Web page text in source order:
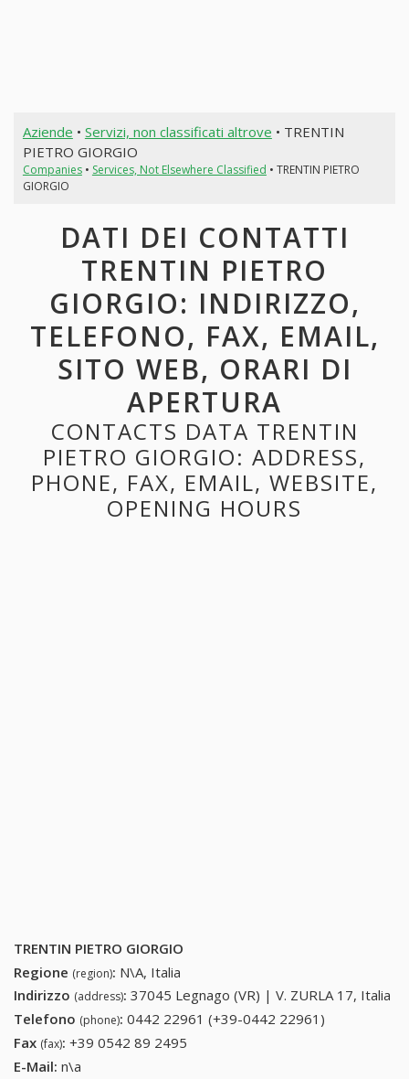
Aziende • Servizi, non classificati altrove • TRENTIN
PIETRO GIORGIO
Companies• Services, Not Elsewhere Classified • TRENTIN PIETRO
GIORGIO
DATI DEI CONTATTI
TRENTIN PIETRO
GIORGIO: INDIRIZZO,
TELEFONO, FAX, EMAIL,
SITO WEB, ORARI DI
APERTURA
CONTACTS DATA TRENTIN
PIETRO GIORGIO: ADDRESS,
PHONE, FAX, EMAIL, WEBSITE,
OPENING HOURS
TRENTIN PIETRO GIORGIO
Regione (region): N\A, Italia
Indirizzo (address): 37045 Legnago (VR) | V. ZURLA 17, Italia
Telefono (phone): 0442 22961 (+39-0442 22961)
Fax (fax): +39 0542 89 2495
E-Mail: n\a